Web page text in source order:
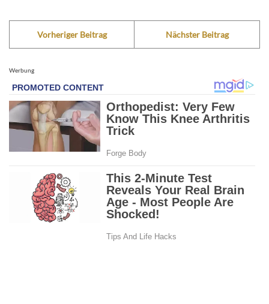
Vorheriger Beitrag Nächster Beitrag
Werbung